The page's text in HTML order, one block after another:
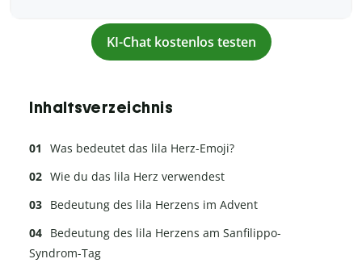
KI-Chat kostenlos testen
Inhaltsverzeichnis
Was bedeutet das lila Herz-Emoji?
Wie du das lila Herz verwendest
Bedeutung des lila Herzens im Advent
Bedeutung des lila Herzens am Sanfilippo-
Syndrom-Tag